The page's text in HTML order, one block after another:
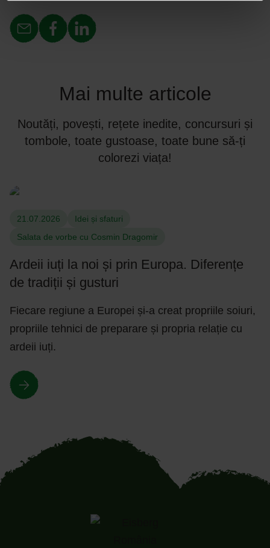
Mai multe articole
Noutăți, povești, rețete inedite, concursuri și
tombole, toate gustoase, toate bune să-ți
colorezi viața!
21.07.2026
Idei și sfaturi
Salata de vorbe cu Cosmin Dragomir
Ardeii iuți la noi și prin Europa. Diferențe
de tradiții și gusturi
Fiecare regiune a Europei și-a creat propriile soiuri,
propriile tehnici de preparare și propria relație cu
ardeii iuți.